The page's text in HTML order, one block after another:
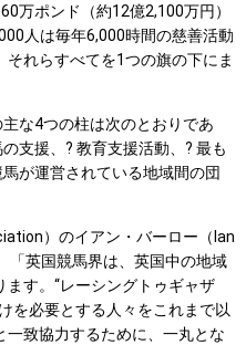
万ポンド（約12億2,100万円）
人は毎年6,000時間の慈善活動
れらすべてを1つの旗の下にま
な4つの柱は次のとおりであ
支援、? 教育支援活動、? 最も
が運営されている地域間の団
）のイアン・バーロー（Ian
「英国競馬界は、英国中の地域
す。“レーシングトゥギャザ
を必要とする人々をこれまで以
致協力するために、一丸とな